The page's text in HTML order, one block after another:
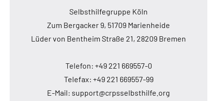
Selbsthilfegruppe Köln
Zum Bergacker 9, 51709 Marienheide
Lüder von Bentheim Straße 21, 28209 Bremen
Telefon: +49 221 669557-0
Telefax: +49 221 669557-99
E-Mail: support@crpsselbsthilfe.org